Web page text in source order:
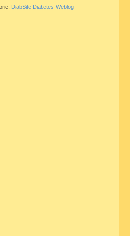
DiabSite Diabetes-Weblog